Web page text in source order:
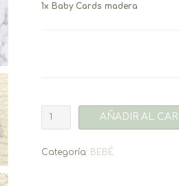
1x Baby Cards madera
Cards
cantidad
AÑADIR AL
Categoría: BEBÉ